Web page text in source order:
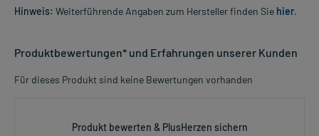
Hinweis: Weiterführende Angaben zum Hersteller finden Sie hier.
Produktbewertungen* und Erfahrungen unserer Kunden
Für dieses Produkt sind keine Bewertungen vorhanden
Produkt bewerten & PlusHerzen sichern